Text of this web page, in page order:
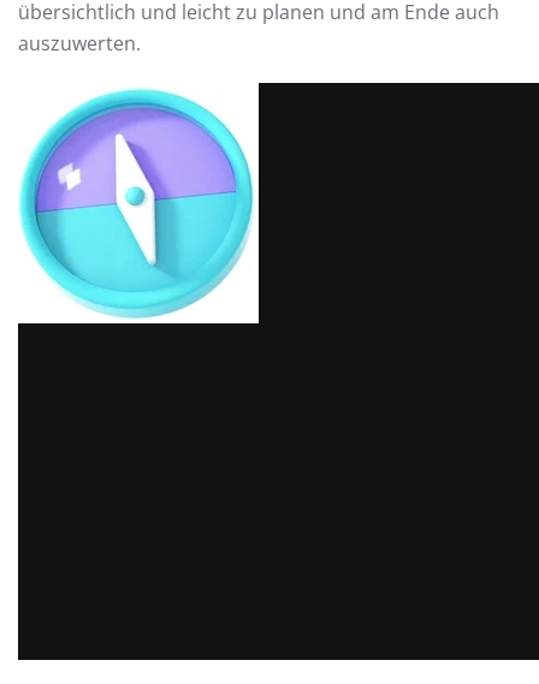
übersichtlich und leicht zu planen und am Ende auch
auszuwerten.